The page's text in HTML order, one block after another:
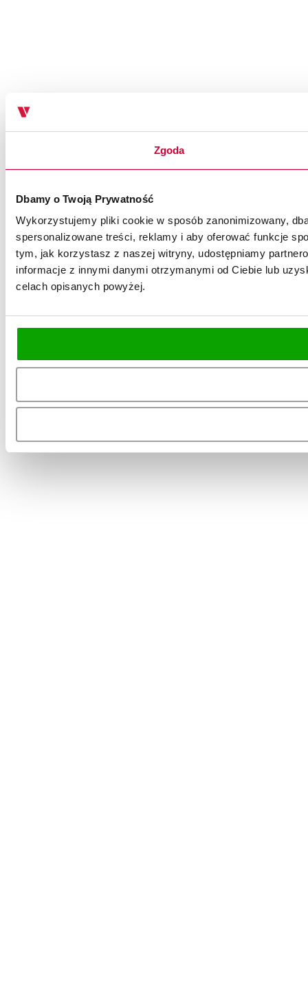
Zgoda
Dbamy o Twoją Prywatność
Wykorzystujemy pliki cookie w sposób zanonimizowany,
spersonalizowane treści, reklamy i aby oferować funkcje
tym, jak korzystasz z naszej witryny, udostępniamy
informacje z innymi danymi otrzymanymi od Ciebie lub
celach opisanych powyżej.